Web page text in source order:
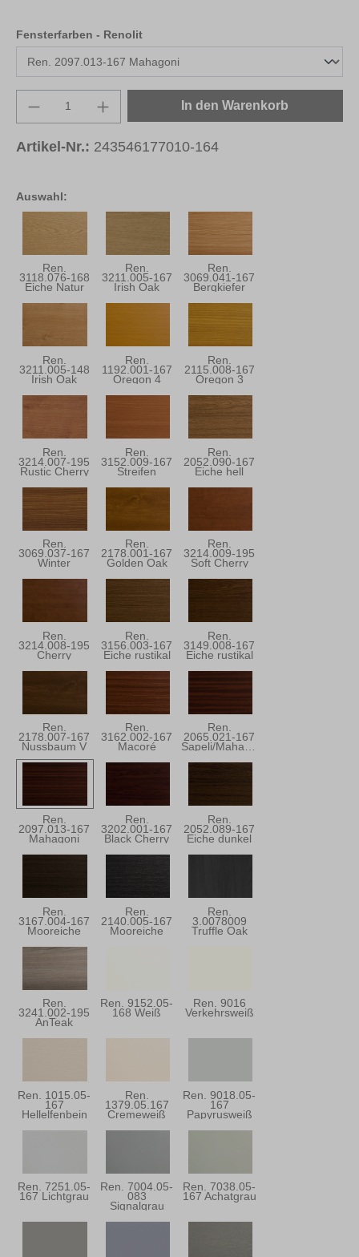
Auswahl:
Ren.
3118.076-168
Eiche Natur
Ren.
3211.005-167
Irish Oak
Ren.
3069.041-167
Bergkiefer
Ren.
3211.005-148
Irish Oak
Ren.
1192.001-167
Oregon 4
Ren.
2115.008-167
Oregon 3
Ren.
3214.007-195
Rustic Cherry
Ren.
3152.009-167
Streifen
Ren.
2052.090-167
Eiche hell
Ren.
3069.037-167
Winter
Ren.
2178.001-167
Golden Oak
Ren.
3214.009-195
Soft Cherry
Ren.
3214.008-195
Cherry
Ren.
3156.003-167
Eiche rustikal
Ren.
3149.008-167
Eiche rustikal
Ren.
2178.007-167
Nussbaum V
Ren.
3162.002-167
Macoré
Ren.
2065.021-167
Sapeli/Mahagoni
Ren.
2097.013-167
Mahagoni
Ren.
3202.001-167
Black Cherry
Ren.
2052.089-167
Eiche dunkel
Ren.
3167.004-167
Mooreiche
Ren.
2140.005-167
Mooreiche
Ren.
3.0078009
Truffle Oak
Ren.
3241.002-195
AnTeak
Ren. 9152.05-
168 Weiß
Ren. 9016
Verkehrsweiß
Ren. 1015.05-
167
Hellelfenbein
Ren.
1379.05.167
Cremeweiß
Ren. 9018.05-
167
Papyrusweiß
Ren. 7251.05-
167 Lichtgrau
Ren. 7004.05-
083
Signalgrau
Ren. 7038.05-
167 Achatgrau
Fensterfarben - Renolitauswählen
Produkt Anzahl: Gib den gewünschten
In den Warenkorb
Artikel-Nr.: 243546177010-164